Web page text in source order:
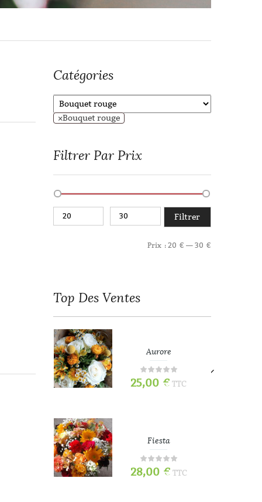
Catégories
×Bouquet rouge
Filtrer Par Prix
Filtrer
Prix : 20 € — 30 €
Top Des Ventes
Aurore
25,00 € TTC
Fiesta
28,00 € TTC